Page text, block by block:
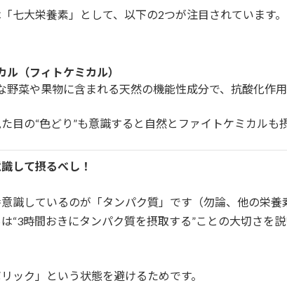
七大栄養素」として、以下の2つが注目されています。
ル（フィトケミカル）
菜や果物に含まれる天然の機能性成分で、抗酸化作
目の“色どり”も意識すると自然とファイトケミカルも
して摂るべし！
識しているのが「タンパク質」です（勿論、他の栄
“3時間おきにタンパク質を摂取する”ことの大切さを説
ック」という状態を避けるためです。